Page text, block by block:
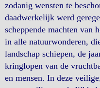
zodanig wensten te
daadwerkelijk werd
scheppende machten van
in alle natuurwonderen,
landschap schiepen, de
kringlopen van de
en mensen. In deze